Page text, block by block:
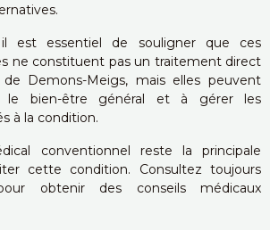
est essentiel de souligner que ces
ne constituent pas un traitement direct
Demons-Meigs, mais elles peuvent
le bien-être général et à gérer les
à la condition.
conventionnel reste la principale
cette condition. Consultez toujours
obtenir des conseils médicaux